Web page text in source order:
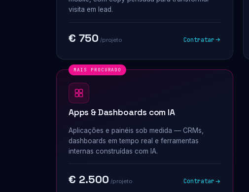
visita em lead.
€ 750 /projeto Contratar
Apps & Dashboards com IA
Aplicações e painéis sob medida — CRMs,
dashboards em tempo real e ferramentas
internas construídas com IA.
€ 2.500 /projeto Contratar